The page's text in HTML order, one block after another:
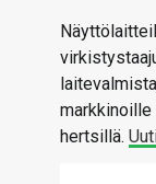
hertsillä.